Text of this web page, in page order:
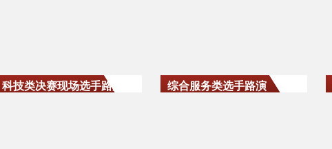
科技类决赛现场选手路演 综合服务类选手路演